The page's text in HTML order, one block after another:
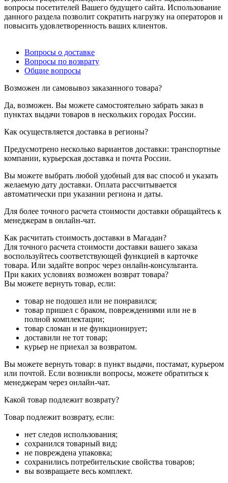
вопросы посетителей Вашего будущего сайта. Использование
данного раздела позволит сократить нагрузку на операторов и
повысить удовлетворенность ваших клиентов.
Вопросы о доставке
Вопросы по возврату
Общие вопросы
Возможен ли самовывоз заказанного товара?
Да, возможен. Вы можете самостоятельно забрать заказ в
пунктах выдачи товаров в нескольких городах России.
Как осуществляется доставка в регионы?
Предусмотрено несколько вариантов доставки: транспортные
компании, курьерская доставка и почта России.
Вы можете выбрать любой удобный для вас способ и указать
желаемую дату доставки. Оплата рассчитывается
автоматически при указании региона и даты.
Для более точного расчета стоимости доставки обращайтесь к
менеджерам в онлайн-чат.
Как расчитать стоимость доставки в Магадан?
Для точного расчета стоимости доставки вашего заказа
воспользуйтесь соответствующей функцией в карточке
товара. Или задайте вопрос через онлайн-консультанта.
При каких условиях возможен возврат товара?
Вы можете вернуть товар, если:
товар не подошел или не понравился;
товар пришел с браком, повреждениями или не в
полной комплектации;
товар сломан и не функционирует;
доставили не тот товар;
курьер не приехал за возвратом.
Вы можете вернуть товар: в пункт выдачи, постамат, курьером
или почтой. Если возникли вопросы, можете обратиться к
менеджерам через онлайн-чат.
Какой товар подлежит возврату?
Товар подлежит возврату, если:
нет следов использования;
сохранился товарный вид;
не повреждена упаковка;
сохранились потребительские свойства товаров;
вы возвращаете весь комплект.